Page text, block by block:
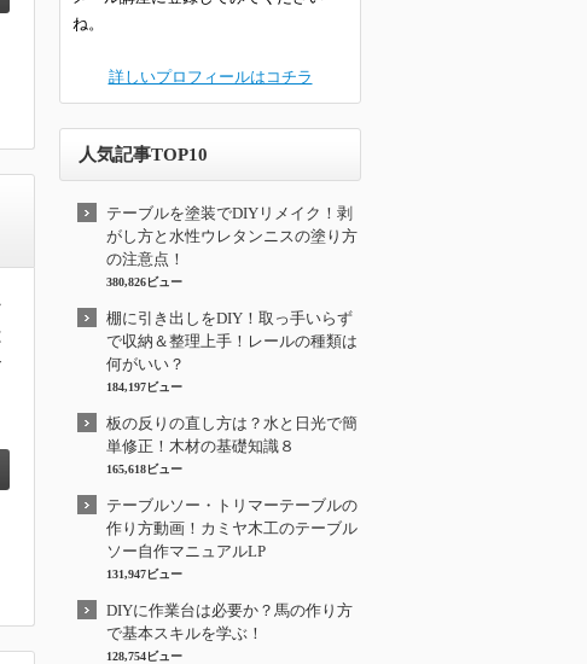
ね。
詳しいプロフィールはコチラ
人気記事TOP10
テーブルを塗装でDIYリメイク！剥
がし方と水性ウレタンニスの塗り方
の注意点！
380,826ビュー
棚に引き出しをDIY！取っ手いらず
で収納＆整理上手！レールの種類は
何がいい？
184,197ビュー
板の反りの直し方は？水と日光で簡
単修正！木材の基礎知識８
165,618ビュー
テーブルソー・トリマーテーブルの
作り方動画！カミヤ木工のテーブル
ソー自作マニュアルLP
131,947ビュー
DIYに作業台は必要か？馬の作り方
で基本スキルを学ぶ！
128,754ビュー